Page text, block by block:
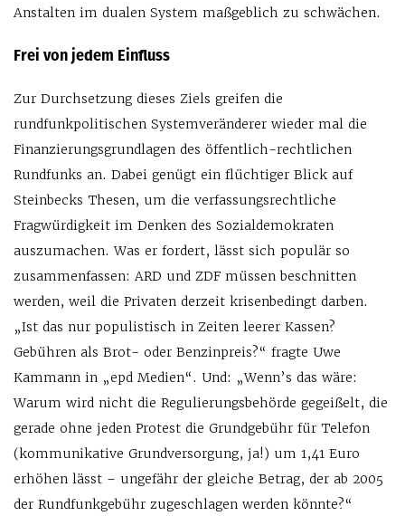
Anstalten im dualen System maßgeblich zu schwächen.
Frei von jedem Einfluss
Zur Durchsetzung dieses Ziels greifen die
rundfunkpolitischen Systemveränderer wieder mal die
Finanzierungsgrundlagen des öffentlich-rechtlichen
Rundfunks an. Dabei genügt ein flüchtiger Blick auf
Steinbecks Thesen, um die verfassungsrechtliche
Fragwürdigkeit im Denken des Sozialdemokraten
auszumachen. Was er fordert, lässt sich populär so
zusammenfassen: ARD und ZDF müssen beschnitten
werden, weil die Privaten derzeit krisenbedingt darben.
„Ist das nur populistisch in Zeiten leerer Kassen?
Gebühren als Brot- oder Benzinpreis?“ fragte Uwe
Kammann in „epd Medien“. Und: „Wenn’s das wäre:
Warum wird nicht die Regulierungsbehörde gegeißelt, die
gerade ohne jeden Protest die Grundgebühr für Telefon
(kommunikative Grundversorgung, ja!) um 1,41 Euro
erhöhen lässt – ungefähr der gleiche Betrag, der ab 2005
der Rundfunkgebühr zugeschlagen werden könnte?“